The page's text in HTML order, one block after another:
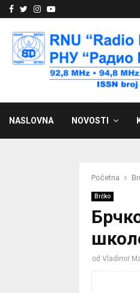
Facebook
Twitter
Instagram
Youtube
NASLOVNA NOVOSTI
Početna
Brčko
od Vladimir